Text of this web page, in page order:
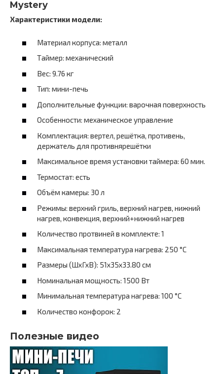
Mystery
Характеристики модели:
Материал корпуса: металл
Таймер: механический
Вес: 9.76 кг
Тип: мини-печь
Дополнительные функции: варочная поверхность
Особенности: механическое управление
Комплектация: вертел, решётка, противень,
держатель для противнярешётки
Максимальное время установки таймера: 60 мин.
Термостат: есть
Объём камеры: 30 л
Режимы: верхний гриль, верхний нагрев, нижний
нагрев, конвекция, верхний+нижний нагрев
Количество протвиней в комплекте: 1
Максимальная температура нагрева: 250 °C
Размеры (ШхГхВ): 51х35х33.80 см
Номинальная мощность: 1500 Вт
Минимальная температура нагрева: 100 °C
Количество конфорок: 2
Полезные видео